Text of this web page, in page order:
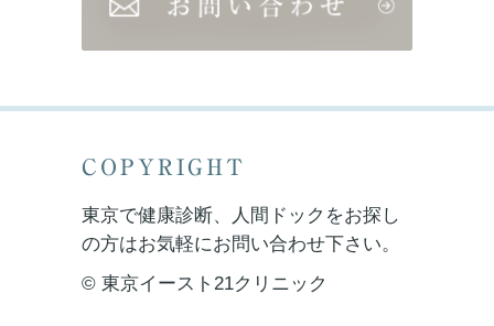
COPYRIGHT
東京で健康診断、人間ドックをお探し
の方はお気軽にお問い合わせ下さい。
© 東京イースト21クリニック